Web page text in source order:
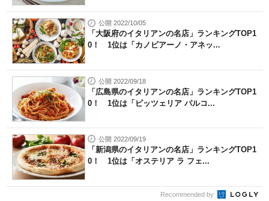
公開 2022/10/05
「大阪府のイタリアンの名店」ランキングTOP1
0！ 1位は「カノビアーノ・アネッ...
公開 2022/09/18
「広島県のイタリアンの名店」ランキングTOP1
0！ 1位は「ピッツェリア パルコ...
公開 2022/09/19
「新潟県のイタリアンの名店」ランキングTOP1
0！ 1位は「オステリア ラ フェ...
Recommended by